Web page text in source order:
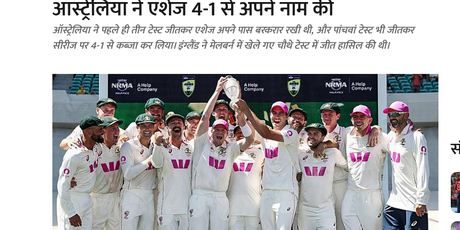
ऑस्ट्रेलिया ने एशेज 4-1 से अपने नाम की
ऑस्ट्रेलिया ने पहले ही तीन टेस्ट जीतकर एशेज अपने पास बरकरार रखी थी, और पांचवां टेस्ट भी जीतकर
सीरीज पर 4-1 से कब्जा कर लिया। इंग्लैंड ने मेलबर्न में खेले गए चौथे टेस्ट में जीत हासिल की थी।